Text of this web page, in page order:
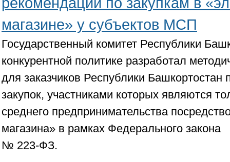
магазине» у субъектов МСП
Государственный комитет Республики
конкурентной политике разработал
для заказчиков Республики
закупок, участниками которых являются
среднего предпринимательства
магазина» в рамках Федерального закона
№ 223-ФЗ.